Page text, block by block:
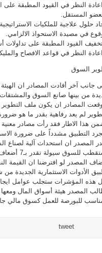
النظر في القيود المطبقة على
المستقل.
في مصيدة الاستحواذ الالزامي.
القيود المطبقة على تداولات
النظر في قواعد الافصاح
السوق
جانب آخر أفادت المصادر ان
من بينها صانع السوق
المصادر ان يكون ملف
لم يعد رفاهية بقدر ما هو
هذا الاطار فقد رأت مصادر
التطبيق مشدداً على ضرورة
المصدر ان استحداث آلية
للسوق سيولة تقدر بـ7 أضعاف القيمة النقدية المتداولة حالياً.
هذه المؤشرات ستجلب عوامل ايجابية
المصدر هيئة أسواق المال ومعها
للبورصة للعمل كسوق مالي
tweet